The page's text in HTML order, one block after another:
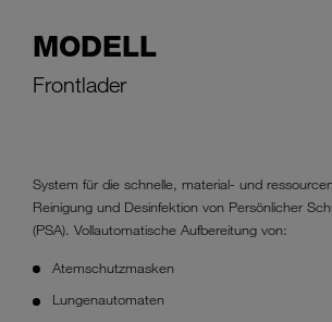
MODELL
Frontlader
System für die schnelle, material- und
Reinigung und Desinfektion von Persönlicher
(PSA). Vollautomatische Aufbereitung von:
Atemschutzmasken
Lungenautomaten